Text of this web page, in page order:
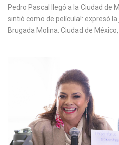
Pedro Pascal llegó a la Ciudad de
sintió como de película!: expresó
Brugada Molina. Ciudad de México,